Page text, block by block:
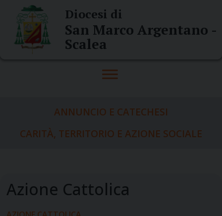
content
Diocesi di
San Marco Argentano -
Scalea
ANNUNCIO E CATECHESI
CARITÀ, TERRITORIO E AZIONE SOCIALE